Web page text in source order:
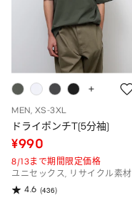
MEN, XS-3XL
ドライポンチT(5分袖)
¥990
8/13まで期間限定価格
ユニセックス, リサイクル素材
4.6 (436)